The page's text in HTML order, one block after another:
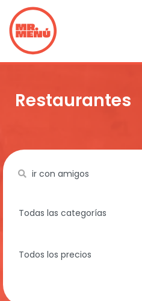
Restaurantes
Name
category
price